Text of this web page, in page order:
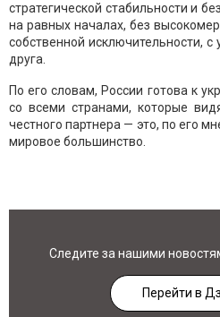
стратегической стабильности и
на равных началах, без
собственной исключительности,
друга.
По его словам, России готова к
со всеми странами, которые
честного партнера — это, по его
мировое большинство.
Следите за нашими
Перейти в